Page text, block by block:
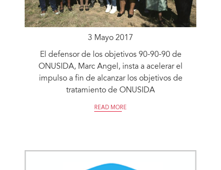
3 Mayo 2017
El defensor de los objetivos 90-90-90 de
ONUSIDA, Marc Angel, insta a acelerar el
impulso a fin de alcanzar los objetivos de
tratamiento de ONUSIDA
READ MORE